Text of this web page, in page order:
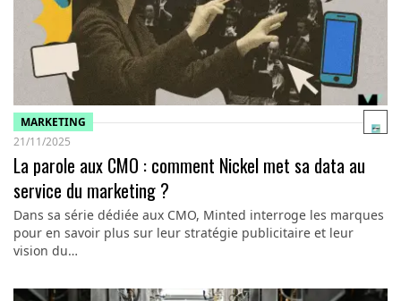
MARKETING
21/11/2025
La parole aux CMO : comment Nickel met sa data au
service du marketing ?
Dans sa série dédiée aux CMO, Minted interroge les marques
pour en savoir plus sur leur stratégie publicitaire et leur
vision du…